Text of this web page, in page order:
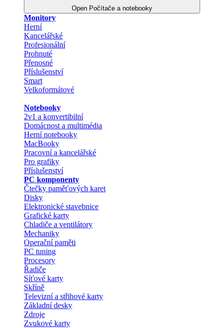
Open Počítače a notebooky
Monitory
Herní
Kancelářské
Profesionální
Prohnuté
Přenosné
Příslušenství
Smart
Velkoformátové
Notebooky
2v1 a konvertibilní
Domácnost a multimédia
Herní notebooky
MacBooky
Pracovní a kancelářské
Pro grafiky
Příslušenství
PC komponenty
Čtečky paměťových karet
Disky
Elektronické stavebnice
Grafické karty
Chladiče a ventilátory
Mechaniky
Operační paměti
PC tuning
Procesory
Řadiče
Síťové karty
Skříně
Televizní a střihové karty
Základní desky
Zdroje
Zvukové karty